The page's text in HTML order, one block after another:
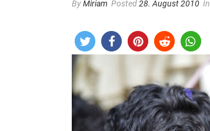
ByMiriam Posted28. August 2010 In